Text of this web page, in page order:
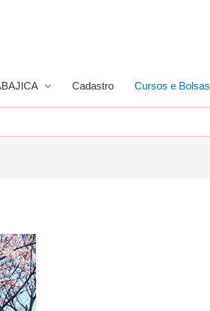
Cadastro Cursos e Bolsas